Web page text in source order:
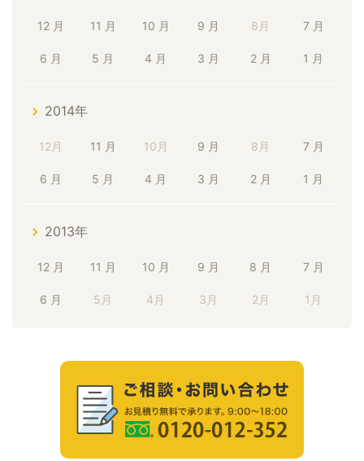
12 月 11 月 10 月 9 月 8月 7 月
6 月 5 月 4 月 3 月 2 月 1 月
2014年
12月 11 月 10月 9 月 8月 7 月
6 月 5 月 4 月 3 月 2 月 1 月
2013年
12 月 11 月 10 月 9 月 8 月 7 月
6 月 5月 4月 3月 2月 1月